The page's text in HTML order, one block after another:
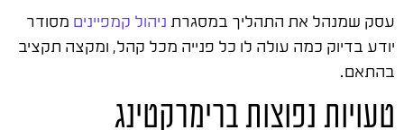
עסק שמנהל את התהליך במסגרת ניהול קמפיינים מסודר
יודע בדיוק כמה עולה לו כל פנייה מכל קהל, ומקצה תקציב
בהתאם.
טעויות נפוצות ברימרקטינג